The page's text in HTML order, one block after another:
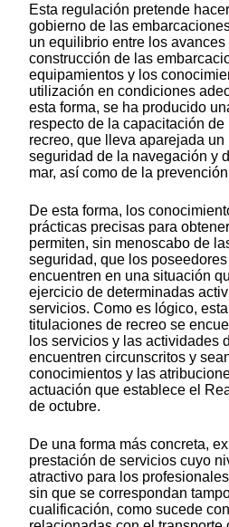
Esta regulación pretende
gobierno de las
un equilibrio entre los
construcción de las
equipamientos y los
utilización en condiciones
esta forma, se ha producido
respecto de la capacitación
recreo, que lleva aparejada un
seguridad de la navegación y
mar, así como de la
De esta forma, los
prácticas precisas para
permiten, sin menoscabo de
seguridad, que los
encuentren en una situación
ejercicio de determinadas
servicios. Como es lógico,
titulaciones de recreo se
los servicios y las actividades
encuentren circunscritos y
conocimientos y las
actuación que establece el
de octubre.
De una forma más concreta,
prestación de servicios cuyo
atractivo para los
sin que se correspondan
cualificación, como sucede